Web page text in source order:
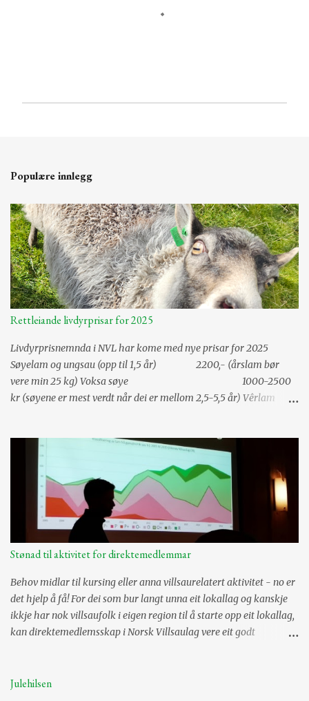
i
n
e
n
k
o
m
m
e
n
t
a
Populære innlegg
Rettleiande livdyrprisar for 2025
Livdyrprisnemnda i NVL har kome med nye prisar for 2025
Søyelam og ungsau (opp til 1,5 år) 2200,- (årslam bør
vere min 25 kg) Voksa søye 1000-2500
kr (søyene er mest verdt når dei er mellom 2,5-5,5 år) Vêrlam
frå og med fylte 3,5 år -500,- Tillegg for semina...
Stønad til aktivitet for direktemedlemmar
Behov midlar til kursing eller anna villsaurelatert aktivitet - no er
det hjelp å få! For dei som bur langt unna eit lokallag og kanskje
ikkje har nok villsaufolk i eigen region til å starte opp eit lokallag,
kan direktemedlemsskap i Norsk Villsaulag vere eit godt
moglegheita til å søkje støtte i ulike villsaurelaterte spørsmål, i
Julehilsen